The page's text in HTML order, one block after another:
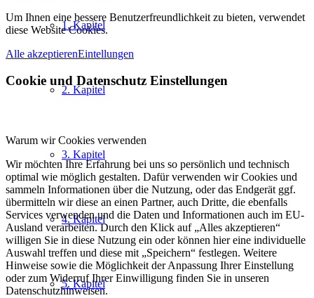
1. Kapitel
2. Kapitel
3. Kapitel
4. Kapitel
5. Kapitel
Um Ihnen eine bessere Benutzerfreundlichkeit zu bieten, verwendet
diese Website Cookies.
Alle akzeptierenEintellungen
Cookie und Datenschutz Einstellungen
Warum wir Cookies verwenden
Wir möchten Ihre Erfahrung bei uns so persönlich und technisch
optimal wie möglich gestalten. Dafür verwenden wir Cookies und
sammeln Informationen über die Nutzung, oder das Endgerät ggf.
übermitteln wir diese an einen Partner, auch Dritte, die ebenfalls
Services verwenden und die Daten und Informationen auch im EU-
Ausland verarbeiten. Durch den Klick auf „Alles akzeptieren“
willigen Sie in diese Nutzung ein oder können hier eine individuelle
Auswahl treffen und diese mit „Speichern“ festlegen. Weitere
Hinweise sowie die Möglichkeit der Anpassung Ihrer Einstellung
oder zum Widerruf Ihrer Einwilligung finden Sie in unseren
Datenschutzhinweisen.